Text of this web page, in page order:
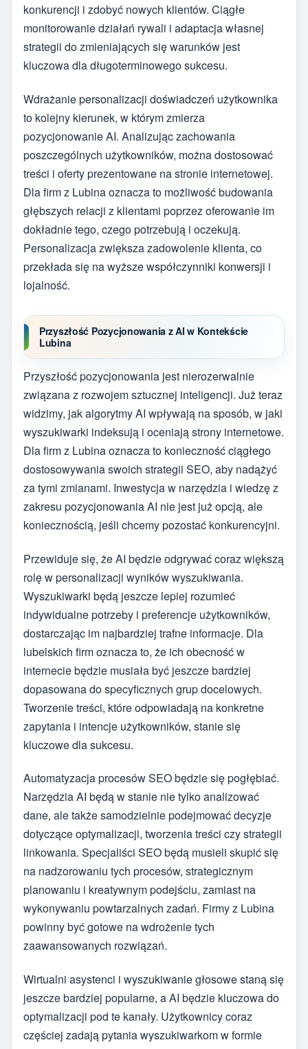
konkurencji i zdobyć nowych klientów. Ciągłe
monitorowanie działań rywali i adaptacja własnej
strategii do zmieniających się warunków jest
kluczowa dla długoterminowego sukcesu.
Wdrażanie personalizacji doświadczeń użytkownika
to kolejny kierunek, w którym zmierza
pozycjonowanie AI. Analizując zachowania
poszczególnych użytkowników, można dostosować
treści i oferty prezentowane na stronie internetowej.
Dla firm z Lubina oznacza to możliwość budowania
głębszych relacji z klientami poprzez oferowanie im
dokładnie tego, czego potrzebują i oczekują.
Personalizacja zwiększa zadowolenie klienta, co
przekłada się na wyższe współczynniki konwersji i
lojalność.
Przyszłość Pozycjonowania z AI w Kontekście
Lubina
Przyszłość pozycjonowania jest nierozerwalnie
związana z rozwojem sztucznej inteligencji. Już teraz
widzimy, jak algorytmy AI wpływają na sposób, w jaki
wyszukiwarki indeksują i oceniają strony internetowe.
Dla firm z Lubina oznacza to konieczność ciągłego
dostosowywania swoich strategii SEO, aby nadążyć
za tymi zmianami. Inwestycja w narzędzia i wiedzę z
zakresu pozycjonowania AI nie jest już opcją, ale
koniecznością, jeśli chcemy pozostać konkurencyjni.
Przewiduje się, że AI będzie odgrywać coraz większą
rolę w personalizacji wyników wyszukiwania.
Wyszukiwarki będą jeszcze lepiej rozumieć
indywidualne potrzeby i preferencje użytkowników,
dostarczając im najbardziej trafne informacje. Dla
lubelskich firm oznacza to, że ich obecność w
internecie będzie musiała być jeszcze bardziej
dopasowana do specyficznych grup docelowych.
Tworzenie treści, które odpowiadają na konkretne
zapytania i intencje użytkowników, stanie się
kluczowe dla sukcesu.
Automatyzacja procesów SEO będzie się pogłębiać.
Narzędzia AI będą w stanie nie tylko analizować
dane, ale także samodzielnie podejmować decyzje
dotyczące optymalizacji, tworzenia treści czy strategii
linkowania. Specjaliści SEO będą musieli skupić się
na nadzorowaniu tych procesów, strategicznym
planowaniu i kreatywnym podejściu, zamiast na
wykonywaniu powtarzalnych zadań. Firmy z Lubina
powinny być gotowe na wdrożenie tych
zaawansowanych rozwiązań.
Wirtualni asystenci i wyszukiwanie głosowe staną się
jeszcze bardziej popularne, a AI będzie kluczowa do
optymalizacji pod te kanały. Użytkownicy coraz
częściej zadają pytania wyszukiwarkom w formie